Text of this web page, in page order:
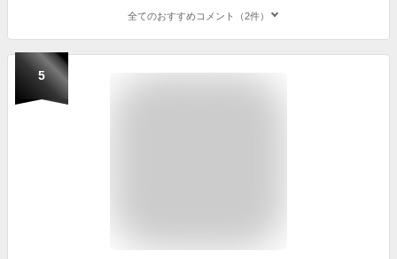
全てのおすすめコメント（2件）
5